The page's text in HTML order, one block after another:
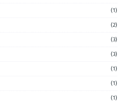
(1)
(2)
(3)
(3)
(1)
(1)
(1)